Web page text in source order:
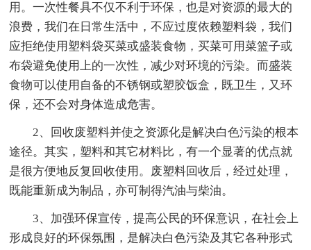
用。一次性餐具不仅不利于环保，也是对资源的最大的
浪费，我们在日常生活中，不应过度依赖塑料袋，我们
应拒绝使用塑料袋买菜或盛装食物，买菜可用菜篮子或
布袋避免使用上的一次性，减少对环境的污染。而盛装
食物可以使用自备的不锈钢或塑胶饭盒，既卫生，又环
保，还不会对身体造成危害。
2、回收废塑料并使之资源化是解决白色污染的根本
途径。其实，塑料和其它材料比，有一个显著的优点就
是很方便地反复回收使用。废塑料回收后，经过处理，
既能重新成为制品，亦可制得汽油与柴油。
3、加强环保宣传，提高公民的环保意识，在社会上
形成良好的环保氛围，是解决白色污染及其它各种形式